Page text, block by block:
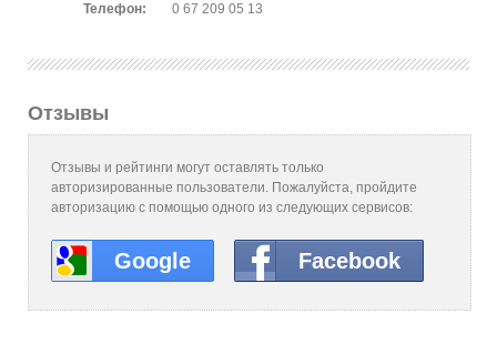
Телефон:
0 67 209 05 13
Отзывы
Отзывы и рейтинги могут оставлять только
авторизированные пользователи. Пожалуйста, пройдите
авторизацию с помощью одного из следующих сервисов:
Google Facebook